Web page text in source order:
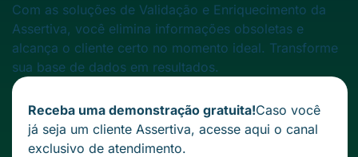
Com as soluções de Validação e Enriquecimento da
Assertiva, você elimina informações obsoletas e
alcança o cliente certo no momento ideal. Transforme
sua base de dados em resultados.
Receba uma demonstração gratuita!Caso você
já seja um cliente Assertiva, acesse aqui o canal
exclusivo de atendimento.